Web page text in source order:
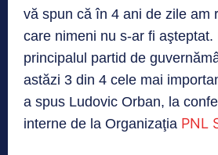
vă spun că în 4 ani de zile am
care nimeni nu s-ar fi aşteptat.
principalul partid de
astăzi 3 din 4 cele mai
a spus Ludovic Orban, la
interne de la Organizaţia PNL